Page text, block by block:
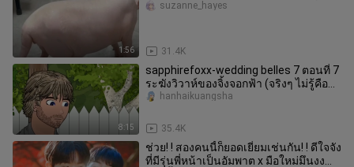
1:56 31.4K
suzanne_hayes
8:15
sapphirefoxx-wedding belles 7 ตอนที่ 7
ระฆังวิวาห์ของจิ้งจอกฟ้า (จริงๆ ไม่รู้คือ
ตอนไหน) เชิญคลิก 3 ค
35.4K
hanhaikuangsha
ช่วย! ! สองคนนี้ก็ยอดเยี่ยมเช่นกัน! ! ดีใจจัง
ที่มีรุ่นพี่หน้าเป็นอัมพาต x มือใหม่มึนงง